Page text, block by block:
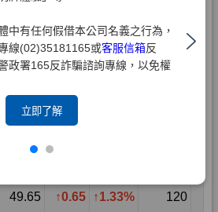
中有任何假借本公司名義之行為，
線(02)35181165或客服信箱反
政署165反詐騙諮詢專線，以免權
立即了解